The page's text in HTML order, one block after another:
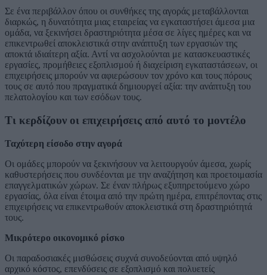
Σε ένα περιβάλλον όπου οι συνθήκες της αγοράς μεταβάλλονται
διαρκώς, η δυνατότητα μιας εταιρείας να εγκαταστήσει άμεσα μια
ομάδα, να ξεκινήσει δραστηριότητα μέσα σε λίγες ημέρες και να
επικεντρωθεί αποκλειστικά στην ανάπτυξη των εργασιών της
αποκτά ιδιαίτερη αξία. Αντί να ασχολούνται με κατασκευαστικές
εργασίες, προμήθειες εξοπλισμού ή διαχείριση εγκαταστάσεων, οι
επιχειρήσεις μπορούν να αφιερώσουν τον χρόνο και τους πόρους
τους σε αυτό που πραγματικά δημιουργεί αξία: την ανάπτυξη του
πελατολογίου και των εσόδων τους.
Τι κερδίζουν οι επιχειρήσεις από αυτό το μοντέλο
Ταχύτερη είσοδο στην αγορά
Οι ομάδες μπορούν να ξεκινήσουν να λειτουργούν άμεσα, χωρίς
καθυστερήσεις που συνδέονται με την αναζήτηση και προετοιμασία
επαγγελματικών χώρων. Σε έναν πλήρως εξυπηρετούμενο χώρο
εργασίας, όλα είναι έτοιμα από την πρώτη ημέρα, επιτρέποντας στις
επιχειρήσεις να επικεντρωθούν αποκλειστικά στη δραστηριότητά
τους.
Μικρότερο οικονομικό ρίσκο
Οι παραδοσιακές μισθώσεις συχνά συνοδεύονται από υψηλό
αρχικό κόστος, επενδύσεις σε εξοπλισμό και πολυετείς